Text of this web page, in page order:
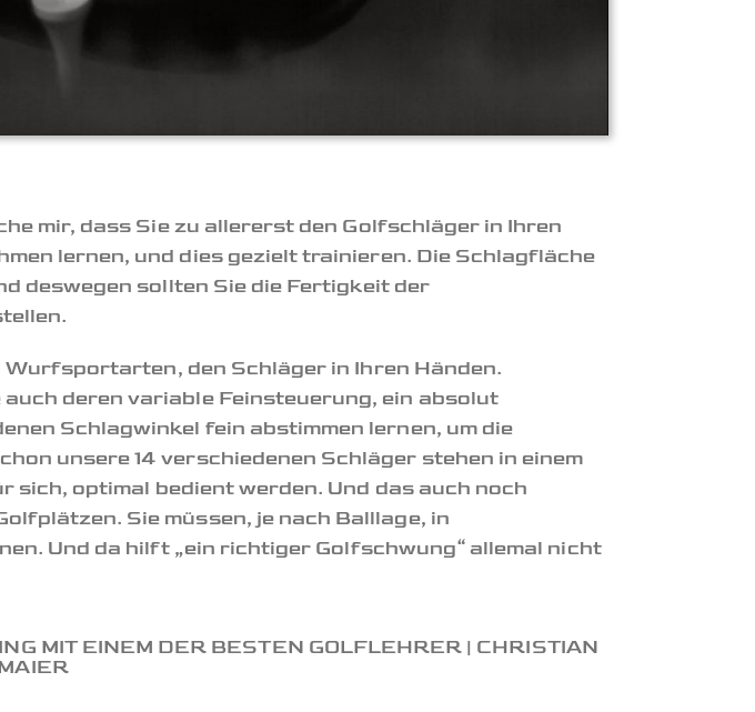
mir, dass Sie zu allererst den Golfschläger in Ihren
lernen, und dies gezielt trainieren. Die Schlagfläche
deswegen sollten Sie die Fertigkeit der
den Schläger in Ihren Händen.
deren variable Feinsteuerung, ein absolut
Schlagwinkel fein abstimmen lernen, um die
unsere 14 verschiedenen Schläger stehen in einem
sich, optimal bedient werden. Und das auch noch
Sie müssen, je nach Balllage, in
Und da hilft „ein richtiger Golfschwung“ allemal nicht